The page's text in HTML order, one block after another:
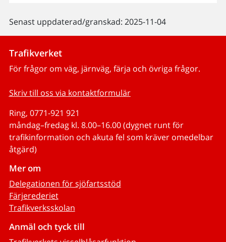
Senast uppdaterad/granskad: 2025-11-04
Trafikverket
För frågor om väg, järnväg, färja och övriga frågor.
Skriv till oss via kontaktformulär
Ring, 0771-921 921
måndag–fredag kl. 8.00–16.00 (dygnet runt för
trafikinformation och akuta fel som kräver omedelbar
åtgärd)
Mer om
Delegationen för sjöfartsstöd
Färjerederiet
Trafikverksskolan
Anmäl och tyck till